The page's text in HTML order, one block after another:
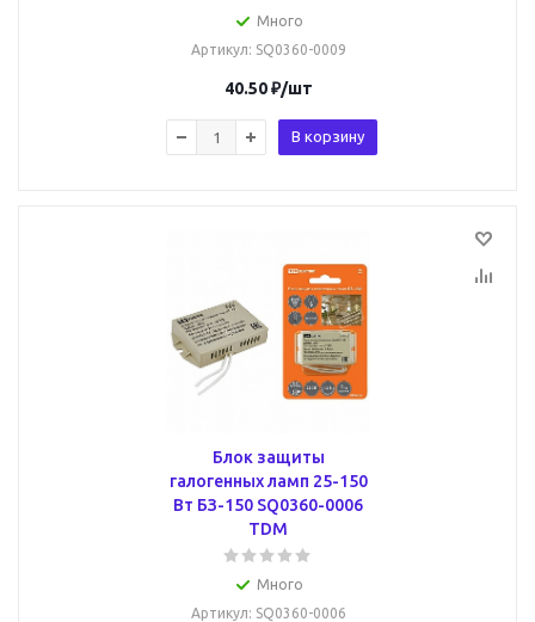
Много
Артикул: SQ0360-0009
40.50₽/шт
В корзину
Блок защиты
галогенных ламп 25-150
Вт БЗ-150 SQ0360-0006
TDM
Много
Артикул: SQ0360-0006